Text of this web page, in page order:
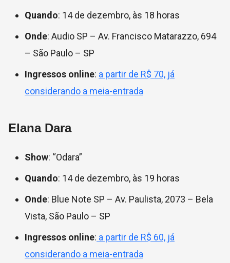
Quando: 14 de dezembro, às 18 horas
Onde: Audio SP – Av. Francisco Matarazzo, 694
– São Paulo – SP
Ingressos online: a partir de R$ 70, já
considerando a meia-entrada
Elana Dara
Show: “Odara”
Quando: 14 de dezembro, às 19 horas
Onde: Blue Note SP – Av. Paulista, 2073 – Bela
Vista, São Paulo – SP
Ingressos online: a partir de R$ 60, já
considerando a meia-entrada